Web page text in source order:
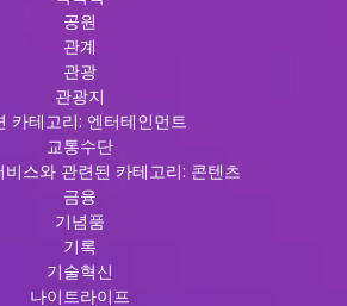
공원
관계
관광
관광지
카테고리: 엔터테인먼트
교통수단
비스와 관련된 카테고리: 콘텐츠
금융
기념품
기록
기술혁신
나이트라이프